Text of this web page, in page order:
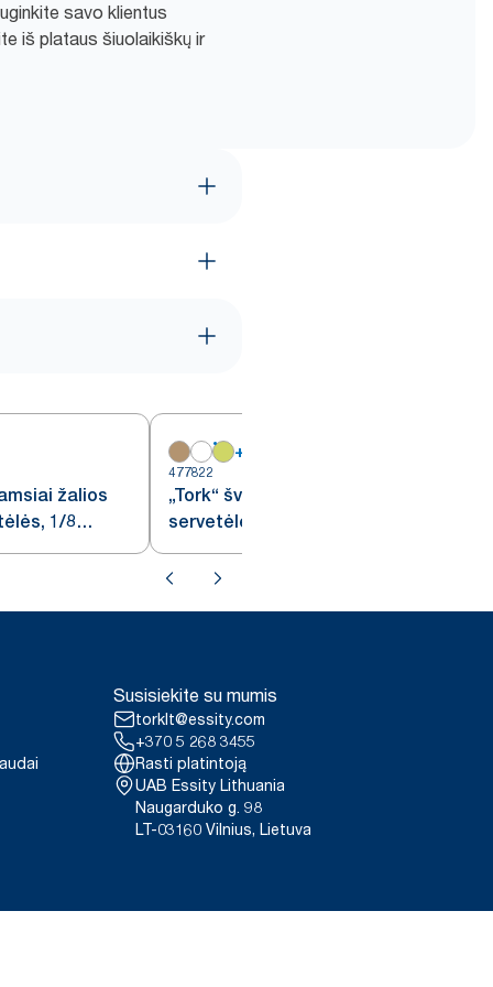
savo klientus
iš plataus šiuolaikiškų ir
žalios
1/8
+
477822
„Tork“ šviesiai žalios kokteilių
servetėlės
Susisiekite su mumis
torklt@essity.com
+370 5 268 3455
Rasti platintoją
UAB Essity Lithuania
Naugarduko g. 98
LT-03160 Vilnius, Lietuva